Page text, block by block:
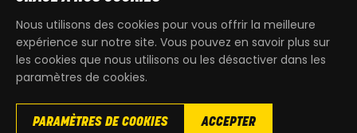
Nous utilisons des cookies pour vous offrir la meilleure
expérience sur notre site. Vous pouvez en savoir plus sur
les cookies que nous utilisons ou les désactiver dans les
paramètres de cookies.
PARAMÈTRES DE COOKIES ACCEPTER